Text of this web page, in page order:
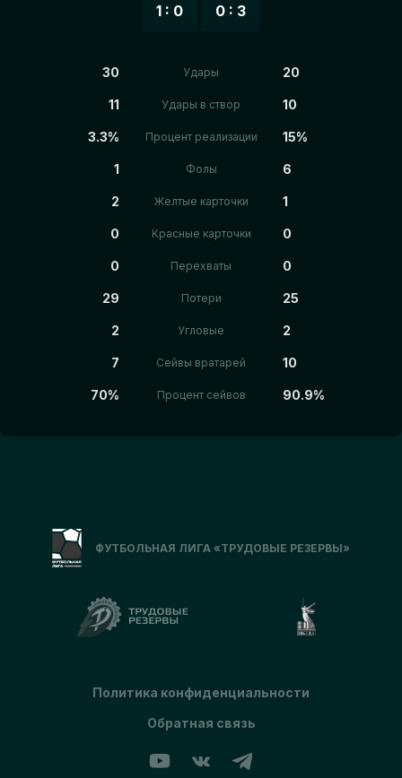
1 : 0 0 : 3
30 Удары 20
11 Удары в створ 10
3.3% Процент реализации 15%
1 Фолы 6
2 Желтые карточки 1
0 Красные карточки 0
0 Перехваты 0
29 Потери 25
2 Угловые 2
7 Сейвы вратарей 10
70% Процент сейвов 90.9%
ФУТБОЛЬНАЯ ЛИГА «ТРУДОВЫЕ РЕЗЕРВЫ»
Политика конфиденциальности
Обратная связь